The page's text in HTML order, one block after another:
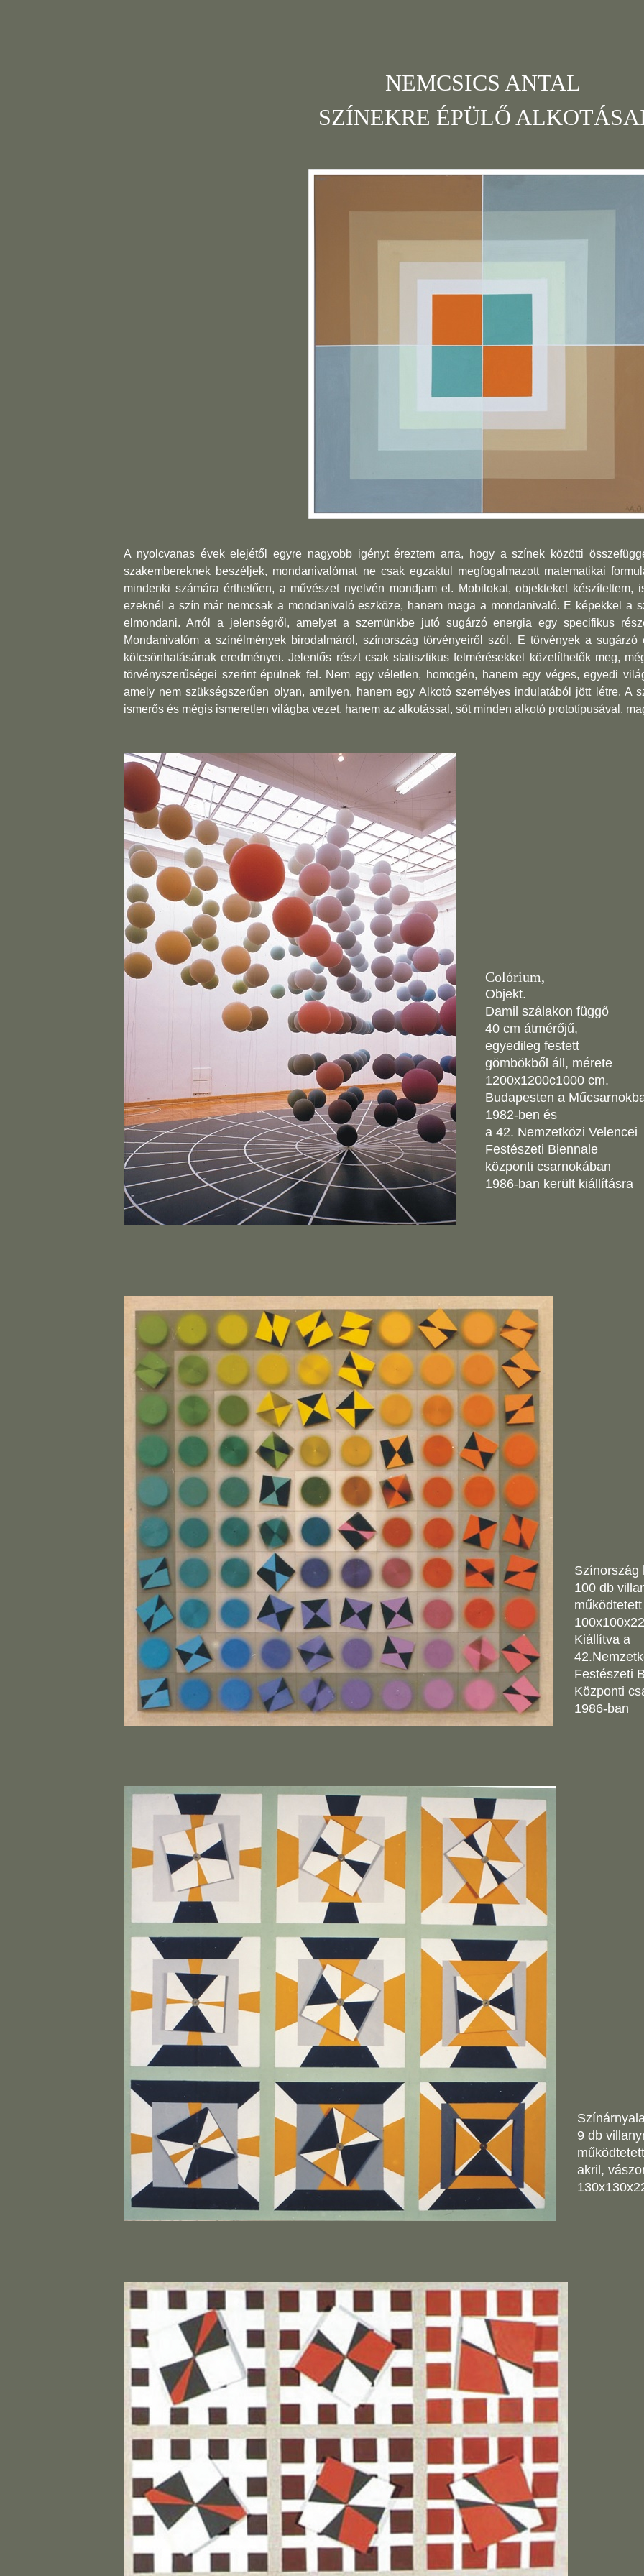
NEMCSICS ANTAL
SZÍNEKRE ÉPÜLŐ
A nyolcvanas évek elejétől egyre nagyobb igényt éreztem arra, hogy a színek közötti
szakembereknek beszéljek, mondanivalómat ne csak egzaktul megfo­galmazott matematikai
mindenki számára érthetően, a művészet nyelvén mondjam el. Mobilokat, objekteket készítettem,
ezeknél a szín már nemcsak a mon­danivaló eszköze, hanem maga a mondanivaló. E képekkel a
elmondani. Arról a jelenségről, amelyet a szemünk­be jutó sugárzó energia egy specifikus
Mondanivalóm a színélmények birodalmáról, színország törvényeiről szól. E törvények a
kölcsönhatásának eredményei. Jelentős részt csak statisztikus felmérésekkel köze­líthetők meg,
törvényszerűségei szerint épülnek fel. Nem egy véletlen, homogén, hanem egy véges, egyedi
amely nem szükségszerűen olyan, amilyen, hanem egy Alkotó személyes indulatából jött létre. A
ismerős és mégis ismeretlen világba vezet, hanem az alkotással, sőt minden alkotó prototípusával,
Colórium,
Objekt.
Damil szálakon függő
40 cm átmérőjű,
egyedileg festett
gömbökből áll, mérete
1200x1200c1000 cm.
Budapesten a
1982-ben és
a 42. Nemzetközi Velencei
Festészeti Biennale
központi csarnokában
1986-ban került kiállításra
Színország
100 db
Kiállítva a
Festészeti
Központi
1986-ban
9 db
akril,